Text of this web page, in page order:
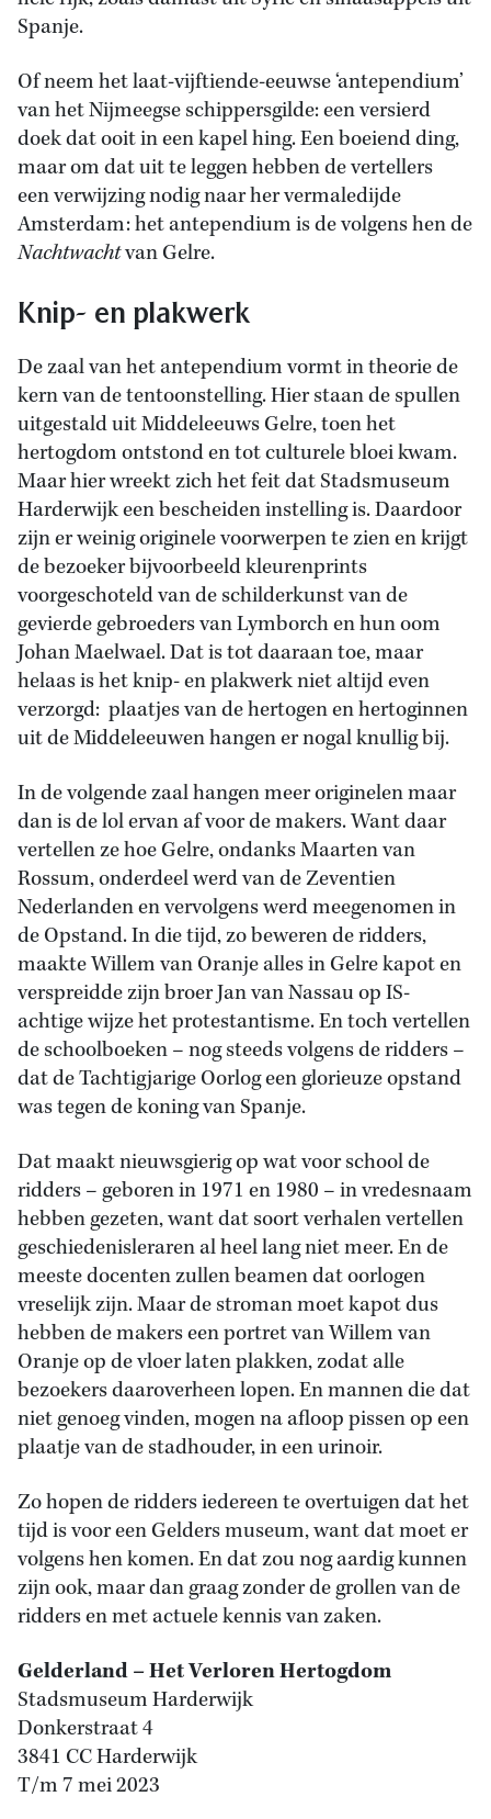
Spanje.
Of neem het laat-vijftiende-eeuwse ‘antependium’
van het Nijmeegse schippersgilde: een versierd
doek dat ooit in een kapel hing. Een boeiend ding,
maar om dat uit te leggen hebben de vertellers
een verwijzing nodig naar her vermaledijde
Amsterdam: het antependium is de volgens hen de
Nachtwachtvan Gelre.
Knip- en plakwerk
De zaal van het antependium vormt in theorie de
kern van de tentoonstelling. Hier staan de spullen
uitgestald uit Middeleeuws Gelre, toen het
hertogdom ontstond en tot culturele bloei kwam.
Maar hier wreekt zich het feit dat Stadsmuseum
Harderwijk een bescheiden instelling is. Daardoor
zijn er weinig originele voorwerpen te zien en krijgt
de bezoeker bijvoorbeeld kleurenprints
voorgeschoteld van de schilderkunst van de
gevierde gebroeders van Lymborch en hun oom
Johan Maelwael. Dat is tot daaraan toe, maar
helaas is het knip- en plakwerk niet altijd even
verzorgd: plaatjes van de hertogen en hertoginnen
uit de Middeleeuwen hangen er nogal knullig bij.
In de volgende zaal hangen meer originelen maar
dan is de lol ervan af voor de makers. Want daar
vertellen ze hoe Gelre, ondanks Maarten van
Rossum, onderdeel werd van de Zeventien
Nederlanden en vervolgens werd meegenomen in
de Opstand. In die tijd, zo beweren de ridders,
maakte Willem van Oranje alles in Gelre kapot en
verspreidde zijn broer Jan van Nassau op IS-
achtige wijze het protestantisme. En toch vertellen
de schoolboeken – nog steeds volgens de ridders –
dat de Tachtigjarige Oorlog een glorieuze opstand
was tegen de koning van Spanje.
Dat maakt nieuwsgierig op wat voor school de
ridders – geboren in 1971 en 1980 – in vredesnaam
hebben gezeten, want dat soort verhalen vertellen
geschiedenisleraren al heel lang niet meer. En de
meeste docenten zullen beamen dat oorlogen
vreselijk zijn. Maar de stroman moet kapot dus
hebben de makers een portret van Willem van
Oranje op de vloer laten plakken, zodat alle
bezoekers daaroverheen lopen. En mannen die dat
niet genoeg vinden, mogen na afloop pissen op een
plaatje van de stadhouder, in een urinoir.
Zo hopen de ridders iedereen te overtuigen dat het
tijd is voor een Gelders museum, want dat moet er
volgens hen komen. En dat zou nog aardig kunnen
zijn ook, maar dan graag zonder de grollen van de
ridders en met actuele kennis van zaken.
Gelderland – Het Verloren Hertogdom
Stadsmuseum Harderwijk
Donkerstraat 4
3841 CC Harderwijk
T/m 7 mei 2023